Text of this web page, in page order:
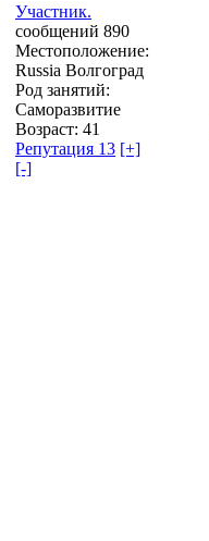
Участник.
сообщений 890
Местоположение:
Russia Волгоград
Род занятий:
Саморазвитие
Возраст: 41
Репутация 13 [+]
[-]